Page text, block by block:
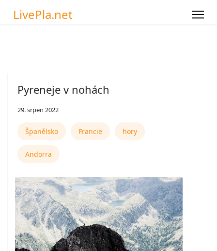
LivePla.net
Pyreneje v nohách
29. srpen 2022
Španělsko Francie hory
Andorra